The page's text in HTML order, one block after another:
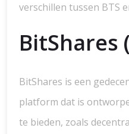
verschillen tussen BTS
BitShares
BitShares is een
platform dat is
te bieden, zoals